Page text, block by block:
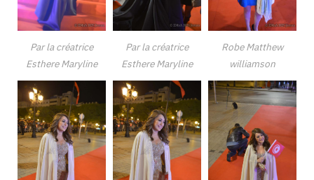
Par la créatrice
Esthere Maryline
Par la créatrice
Esthere Maryline
Robe Matthew
williamson